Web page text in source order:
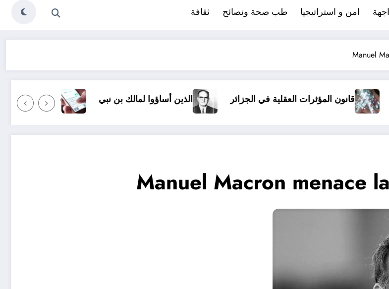
امن و استراتيجيا طب صحة ونصائح ثقافة
Manuel
الذين أساؤوا لمالك بن نبي عندما ترسل رسالة نصية إلى شخص ما
Manuel Macron menace